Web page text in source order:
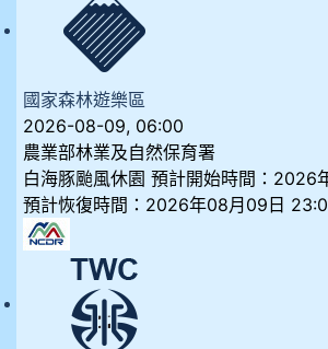
國家森林遊樂區
2026-08-09, 06:00
農業部林業及自然保育署
白海豚颱風休園 預計開始時間：
預計恢復時間：2026年08月09日